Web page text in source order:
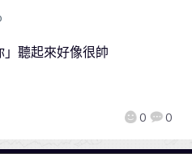
0 0
」聽起來好像很帥